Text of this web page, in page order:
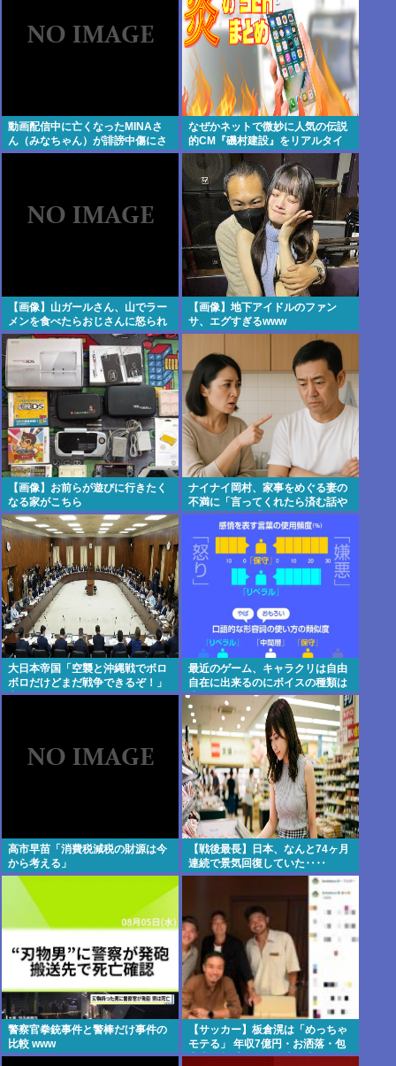
動画配信中に亡くなったMINAさ
ん（みなちゃん）が誹謗中傷にさ
らされた経緯がこちら…
なぜかネットで微妙に人気の伝説
的CM『磯村建設』をリアルタイ
ムで見たことあるお爺さんモメン
は存在するのか？
【画像】山ガールさん、山でラー
メンを食べたらおじさんに怒られ
るwww
【画像】地下アイドルのファン
サ、エグすぎるwww
【画像】お前らが遊びに行きたく
なる家がこちら
ナイナイ岡村、家事をめぐる妻の
不満に「言ってくれたら済む話や
ん」になるみ「バイトやったらク
ビやで」説教受け黙り込む | バイ
トちゃうやろ
大日本帝国「空襲と沖縄戦でボロ
ボロだけどまだ戦争できるぞ！」
言うほどか？
最近のゲーム、キャラクリは自由
自在に出来るのにボイスの種類は
少なすぎる問題
高市早苗「消費税減税の財源は今
から考える」
【戦後最長】日本、なんと74ヶ月
連続で景気回復していた‥‥
警察官拳銃事件と警棒だけ事件の
比較 www
【サッカー】板倉滉は「めっちゃ
モテる」 年収7億円・お洒落・包
容力…超愛される日本代表